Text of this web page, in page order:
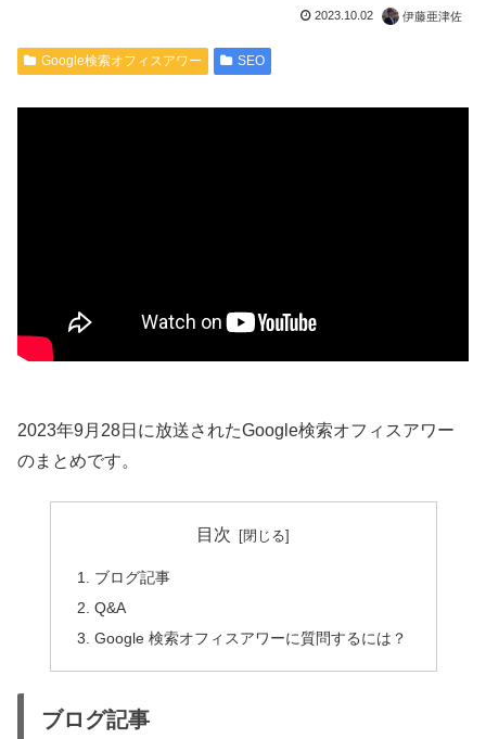
2023.10.02 伊藤亜津佐
Google検索オフィスアワー SEO
2023年9月28日に放送されたGoogle検索オフィスアワー
のまとめです。
目次
ブログ記事
Q&A
Google 検索オフィスアワーに質問するには？
ブログ記事